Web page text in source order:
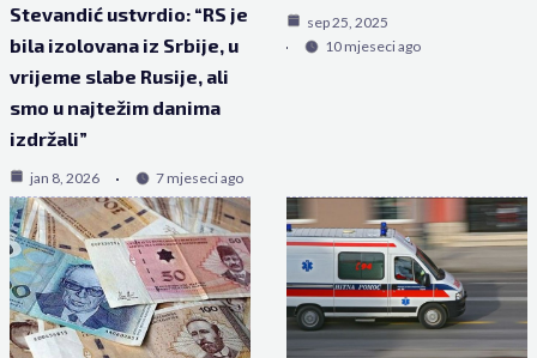
Stevandić ustvrdio: “RS je
bila izolovana iz Srbije, u
vrijeme slabe Rusije, ali
smo u najtežim danima
izdržali”
jan 8, 2026 7 mjeseci ago
sep 25, 2025
10 mjeseci ago